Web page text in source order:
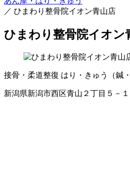
／ ひまわり整骨院イオン青山店
ひまわり整骨院イオン
接骨・柔道整復 はり・きゅう（鍼・
新潟県新潟市西区青山２丁目５－１